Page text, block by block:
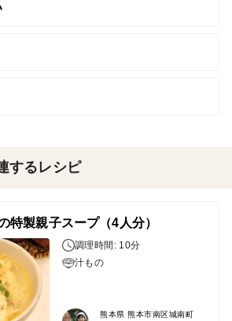
するレシピ
特製親子スープ（4人分）
調理時間: 10分
汁もの
熊本県 熊本市南区城南町